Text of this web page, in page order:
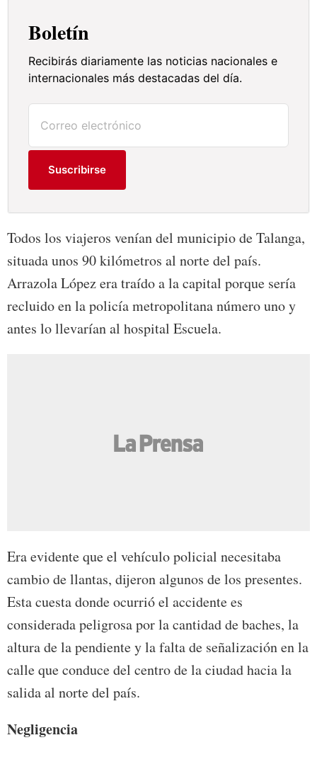
Boletín
Recibirás diariamente las noticias nacionales e
internacionales más destacadas del día.
Suscribirse
Todos los viajeros venían del municipio de Talanga,
situada unos 90 kilómetros al norte del país.
Arrazola López era traído a la capital porque sería
recluido en la policía metropolitana número uno y
antes lo llevarían al hospital Escuela.
Era evidente que el vehículo policial necesitaba
cambio de llantas, dijeron algunos de los presentes.
Esta cuesta donde ocurrió el accidente es
considerada peligrosa por la cantidad de baches, la
altura de la pendiente y la falta de señalización en la
calle que conduce del centro de la ciudad hacia la
salida al norte del país.
Negligencia